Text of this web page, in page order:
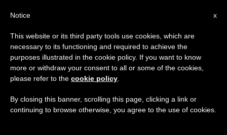
ETIQUETA
Posts Tagged ‘lengua
Alemana’
×
Aviso importante
Del 27 de julio al 7 de agosto haremos la pausa
anual, aprovechando que en el periodo de verano
se generan menos informaciones y también el
x
Notice
This website or its third party tools use cookies, which are
necessary to its functioning and required to achieve the
purposes illustrated in the cookie policy. If you want to know
more or withdraw your consent to all or some of the cookies,
please refer to the cookie policy
By closing this banner, scrolling this page, clicking a link or
continuing to browse otherwise, you agree to the use of cookies.